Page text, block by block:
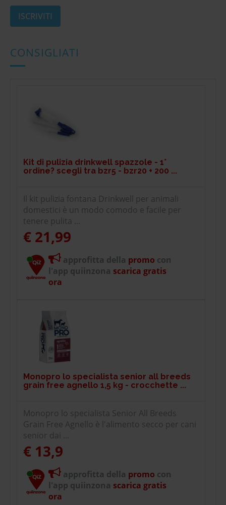
CONSIGLIATI
Kit di pulizia drinkwell spazzole - 1°
ordine? scegli tra bzr5 - bzr20 + 200 ...
Il kit pulizia fontana Drinkwell per animali
domestici è un modo comodo e facile per
tenere pulita ...
€ 21,99
approfitta della promo con
l'app quiinzona scarica gratis
ora
Monopro lo specialista senior all breeds
grain free agnello 1,5 kg - crocchette ...
Monopro lo specialista Senior All Breeds
Grain Free Agnello è l'alimento secco per cani
senior dai ...
€ 13,9
approfitta della promo con
l'app quiinzona scarica gratis
ora